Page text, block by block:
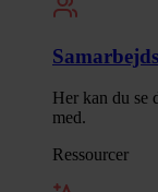
Her kan du se
med.
Ressourcer